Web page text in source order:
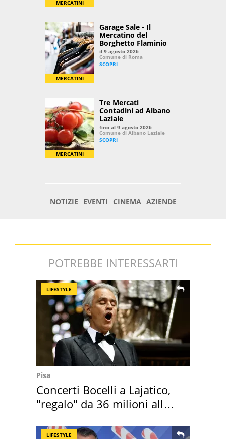
POTREBBE INTERESSARTI
LIFESTYLE
Pisa
Concerti Bocelli a Lajatico,
"regalo" da 36 milioni alla
LIFESTYLE